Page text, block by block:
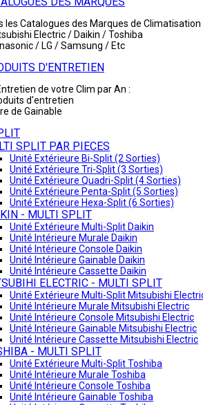
les Catalogues des Marques de Climatisation
Electric / Daikin / Toshiba
/ LG / Samsung / Etc
D'ENTRETIEN
de votre Clim par An :
d'entretien
de Gainable
SPLIT PAR PIECES
Unité Extérieure Bi-Split (2 Sorties)
Unité Extérieure Tri-Split (3 Sorties)
Unité Extérieure Quadri-Split (4 Sorties)
Unité Extérieure Penta-Split (5 Sorties)
Unité Extérieure Hexa-Split (6 Sorties)
- MULTI SPLIT
Unité Extérieure Multi-Split Daikin
Unité Intérieure Murale Daikin
Unité Intérieure Console Daikin
Unité Intérieure Gainable Daikin
Unité Intérieure Cassette Daikin
ELECTRIC - MULTI SPLIT
Unité Extérieure Multi-Split Mitsubishi
Unité Intérieure Murale Mitsubishi Electric
Unité Intérieure Console Mitsubishi Electric
Unité Intérieure Gainable Mitsubishi Electric
Unité Intérieure Cassette Mitsubishi Electric
- MULTI SPLIT
Unité Extérieure Multi-Split Toshiba
Unité Intérieure Murale Toshiba
Unité Intérieure Console Toshiba
Unité Intérieure Gainable Toshiba